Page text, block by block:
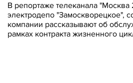
В репортаже телеканала "Москва
электродепо "Замоскворецкое",
компании рассказывают об
рамках контракта жизненного